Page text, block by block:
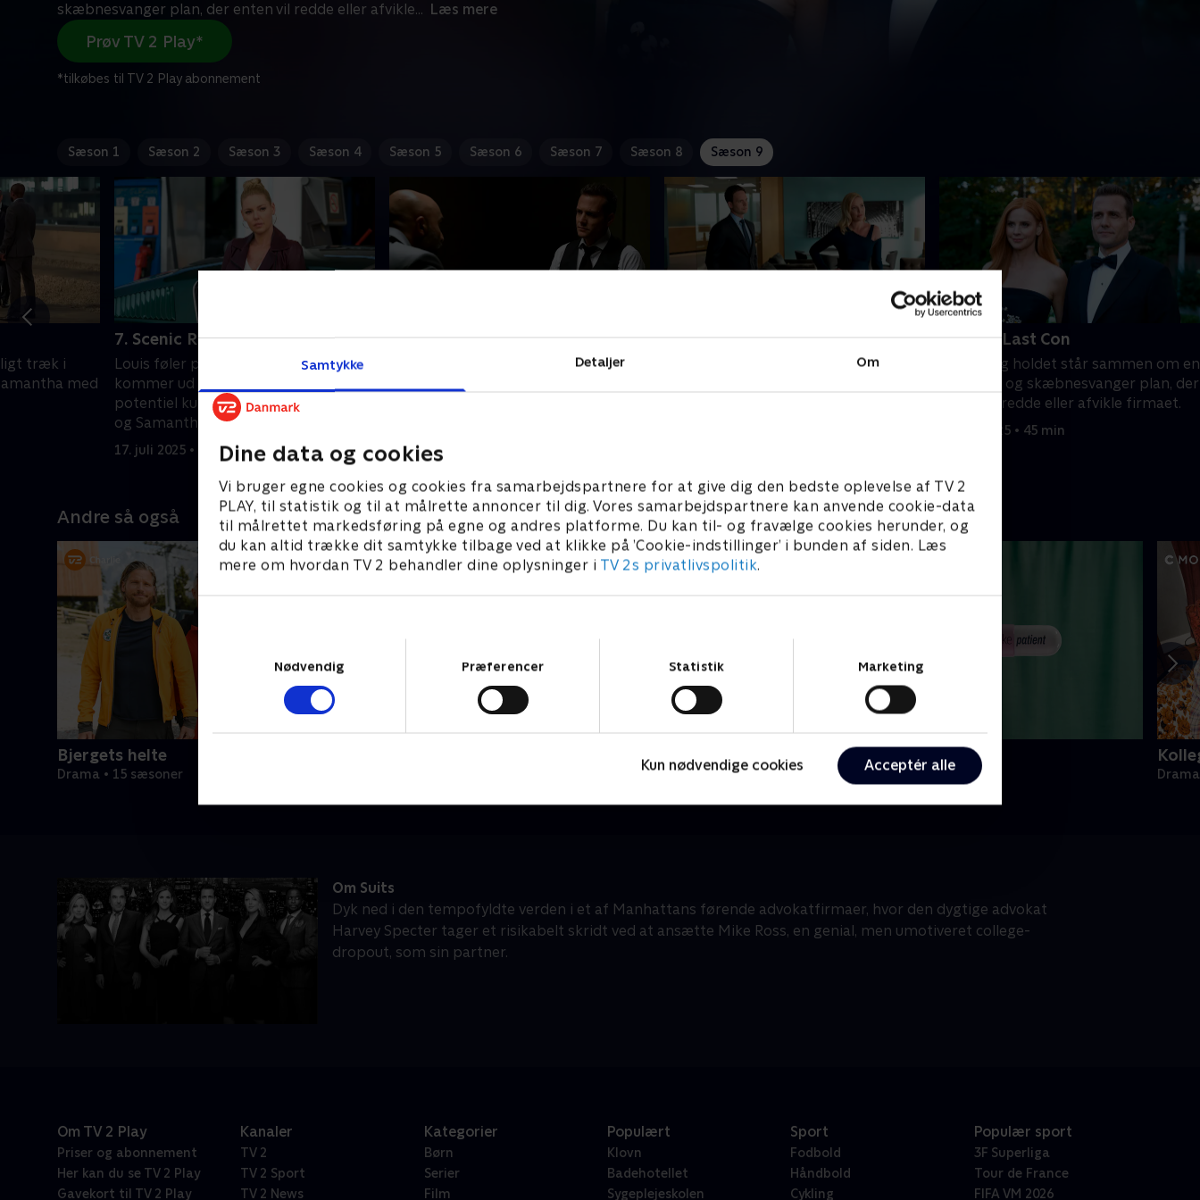
Samtykke Detaljer Om
Dine data og cookies
Vi bruger egne cookies og cookies fra samarbejdspartnere for at give dig den bedste oplevelse af TV 2
PLAY, til statistik og til at målrette annoncer til dig. Vores samarbejdspartnere kan anvende cookie-data
til målrettet markedsføring på egne og andres platforme. Du kan til- og fravælge cookies herunder, og
du kan altid trække dit samtykke tilbage ved at klikke på ’Cookie-indstillinger’ i bunden af siden. Læs
mere om hvordan TV 2 behandler dine oplysninger i TV 2s privatlivspolitik.
Nødvendig
Præferencer Statistik Marketing
Kun nødvendige cookies Acceptér alle
skæbnesvanger plan, der enten vil redde eller afvikle... Læs mere
Prøv TV 2 Play*
*tilkøbes til TV 2 Play abonnement
Sæson 1 Sæson 2 Sæson 3 Sæson 4 Sæson 5 Sæson 6 Sæson 7 Sæson 8 Sæson 9
træk i
med
7. Scenic Route
Louis føler presset stige, da han
kommer ud på dybt vand med en
potentiel kunde. Imens tager Harvey
og Samantha på bilferie sammen.
17. juli 2025 • 41 min
En gammel fjende tvinger Harvey til
17. juli 2025 • 41 min
Harvey har det svært efter et
10. One Last Con
Harvey og holdet står sammen om en
desperat og skæbnesvanger plan, der
enten vil redde eller afvikle firmaet.
17. juli 2025 • 45 min
Andre så også
Bjergets helte
Drama • 15 sæsoner
Fake Patient
Drama • 1 sæsoner
Om Suits
Dyk ned i den tempofyldte verden i et af Manhattans førende advokatfirmaer, hvor den dygtige advokat
Harvey Specter tager et risikabelt skridt ved at ansætte Mike Ross, en genial, men umotiveret college-
dropout, som sin partner.
Om TV 2 Play
Priser og abonnement
Her kan du se TV 2 Play
Gavekort til TV 2 Play
Kanaler
TV 2
TV 2 Sport
TV 2 News
Kategorier
Børn
Serier
Film
Populært
Klovn
Badehotellet
Sygeplejeskolen
Sport
Fodbold
Håndbold
Cykling
Populær sport
3F Superliga
Tour de France
FIFA VM 2026